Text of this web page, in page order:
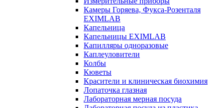
Камеры Горяева, Фукса-Розенталя
EXIMLAB
Капельница
Капельницы EXIMLAB
Капилляры одноразовые
Каплеуловители
Колбы
Кюветы
Красители и клиническая биохимия
Лопаточка глазная
Лабораторная мерная посуда